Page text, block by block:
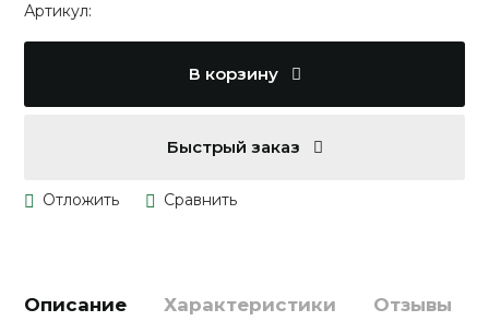
Артикул:
В корзину
Быстрый заказ
Описание Характеристики Отзывы